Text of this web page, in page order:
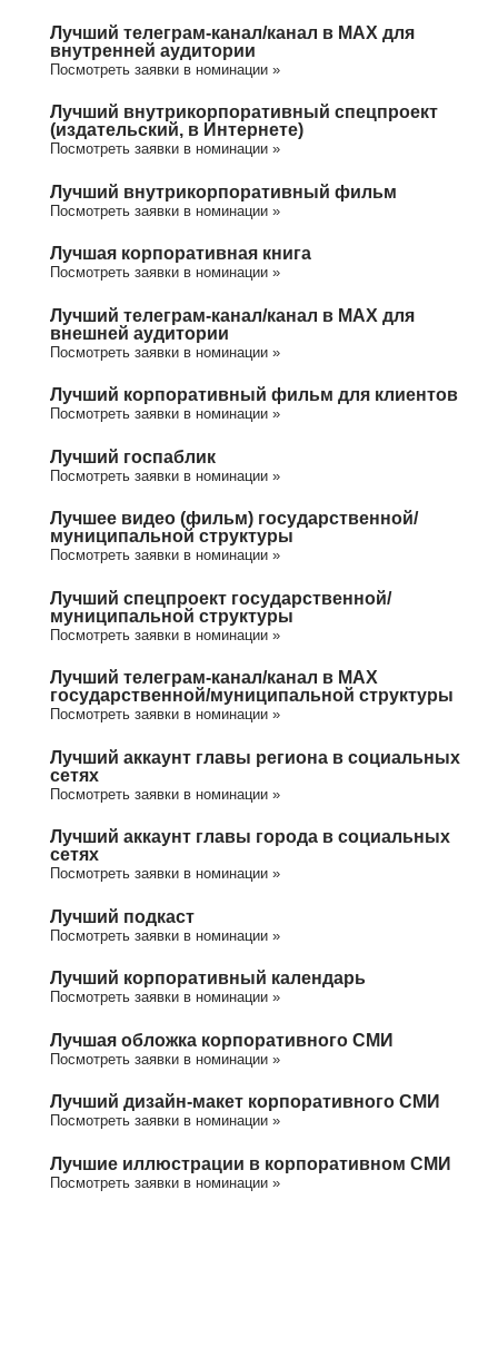
Лучший телеграм-канал/канал в МАХ для
внутренней аудитории
Посмотреть заявки в номинации »
Лучший внутрикорпоративный спецпроект
(издательский, в Интернете)
Посмотреть заявки в номинации »
Лучший внутрикорпоративный фильм
Посмотреть заявки в номинации »
Лучшая корпоративная книга
Посмотреть заявки в номинации »
Лучший телеграм-канал/канал в МАХ для
внешней аудитории
Посмотреть заявки в номинации »
Лучший корпоративный фильм для клиентов
Посмотреть заявки в номинации »
Лучший госпаблик
Посмотреть заявки в номинации »
Лучшее видео (фильм) государственной/
муниципальной структуры
Посмотреть заявки в номинации »
Лучший спецпроект государственной/
муниципальной структуры
Посмотреть заявки в номинации »
Лучший телеграм-канал/канал в МАХ
государственной/муниципальной структуры
Посмотреть заявки в номинации »
Лучший аккаунт главы региона в социальных
сетях
Посмотреть заявки в номинации »
Лучший аккаунт главы города в социальных
сетях
Посмотреть заявки в номинации »
Лучший подкаст
Посмотреть заявки в номинации »
Лучший корпоративный календарь
Посмотреть заявки в номинации »
Лучшая обложка корпоративного СМИ
Посмотреть заявки в номинации »
Лучший дизайн-макет корпоративного СМИ
Посмотреть заявки в номинации »
Лучшие иллюстрации в корпоративном СМИ
Посмотреть заявки в номинации »